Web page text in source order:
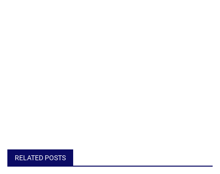
RELATED POSTS